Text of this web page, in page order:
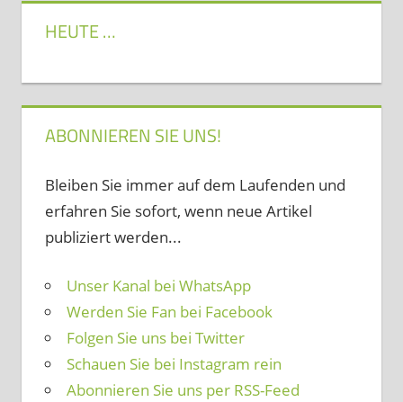
HEUTE …
ABONNIEREN SIE UNS!
Bleiben Sie immer auf dem Laufenden und
erfahren Sie sofort, wenn neue Artikel
publiziert werden...
Unser Kanal bei WhatsApp
Werden Sie Fan bei Facebook
Folgen Sie uns bei Twitter
Schauen Sie bei Instagram rein
Abonnieren Sie uns per RSS-Feed